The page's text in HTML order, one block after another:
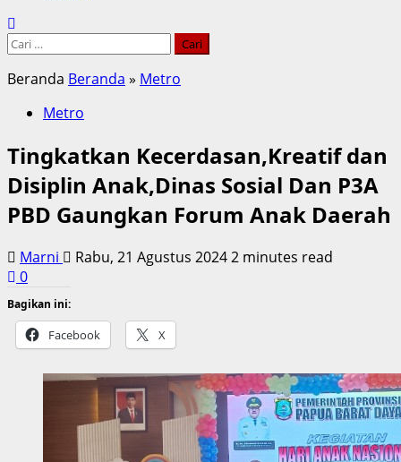
Cari
Beranda Beranda » Metro
Metro
Tingkatkan Kecerdasan,Kreatif dan
Disiplin Anak,Dinas Sosial Dan P3A
PBD Gaungkan Forum Anak Daerah
Marni Rabu, 21 Agustus 20242 minutes read
0
Bagikan ini:
Facebook X